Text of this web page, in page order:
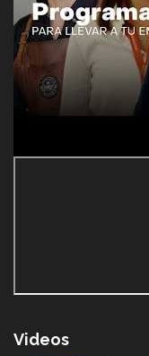
Videos